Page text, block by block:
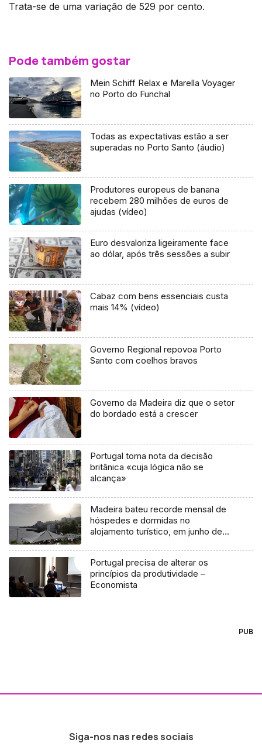
Trata-se de uma variação de 529 por cento.
Pode também gostar
Mein Schiff Relax e Marella Voyager
no Porto do Funchal
Todas as expectativas estão a ser
superadas no Porto Santo (áudio)
Produtores europeus de banana
recebem 280 milhões de euros de
ajudas (vídeo)
Euro desvaloriza ligeiramente face
ao dólar, após três sessões a subir
Cabaz com bens essenciais custa
mais 14% (vídeo)
Governo Regional repovoa Porto
Santo com coelhos bravos
Governo da Madeira diz que o setor
do bordado está a crescer
Portugal toma nota da decisão
britânica «cuja lógica não se
alcança»
Madeira bateu recorde mensal de
hóspedes e dormidas no
alojamento turístico, em junho de
Portugal precisa de alterar os
princípios da produtividade –
Economista
PUB
Siga-nos nas redes sociais